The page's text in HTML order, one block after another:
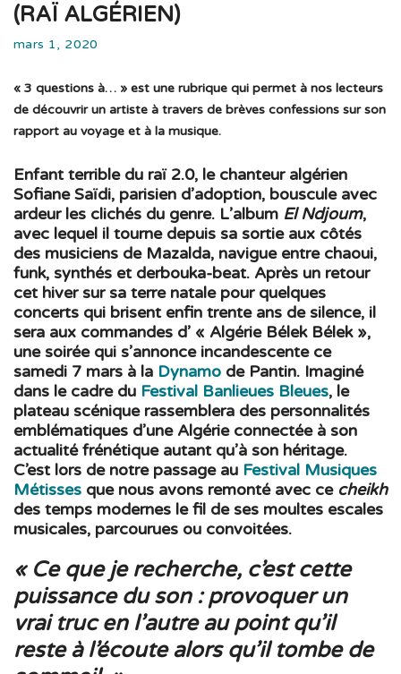
(RAÏ ALGÉRIEN)
mars 1, 2020
« 3 questions à… » est une rubrique qui permet à nos lecteurs
de découvrir un artiste à travers de brèves confessions sur son
rapport au voyage et à la musique.
Enfant terrible du raï 2.0, le chanteur algérien
Sofiane Saïdi, parisien d’adoption, bouscule avec
ardeur les clichés du genre. L’album El Ndjoum,
avec lequel il tourne depuis sa sortie aux côtés
des musiciens de Mazalda, navigue entre chaoui,
funk, synthés et derbouka-beat. Après un retour
cet hiver sur sa terre natale pour quelques
concerts qui brisent enfin trente ans de silence, il
sera aux commandes d’ « Algérie Bélek Bélek »,
une soirée qui s’annonce incandescente ce
samedi 7 mars à la Dynamo de Pantin. Imaginé
dans le cadre du Festival Banlieues Bleues, le
plateau scénique rassemblera des personnalités
emblématiques d’une Algérie connectée à son
actualité frénétique autant qu’à son héritage.
C’est lors de notre passage au Festival Musiques
Métisses que nous avons remonté avec ce cheikh
des temps modernes le fil de ses moultes escales
musicales, parcourues ou convoitées.
« Ce que je recherche, c’est cette
puissance du son : provoquer un
vrai truc en l’autre au point qu’il
reste à l’écoute alors qu’il tombe de